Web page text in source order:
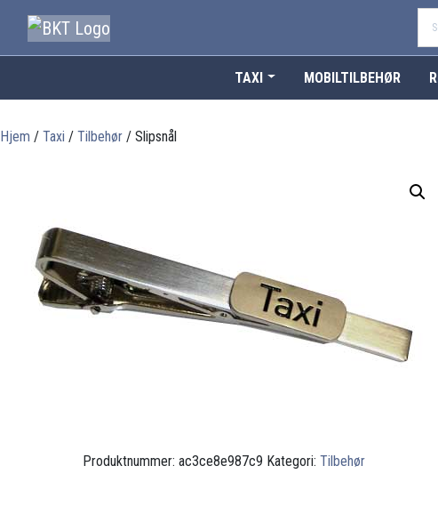
TAXI MOBILTILBEHØR
Hjem / Taxi / Tilbehør / Slipsnål
Produktnummer: ac3ce8e987c9 Kategori: Tilbehør